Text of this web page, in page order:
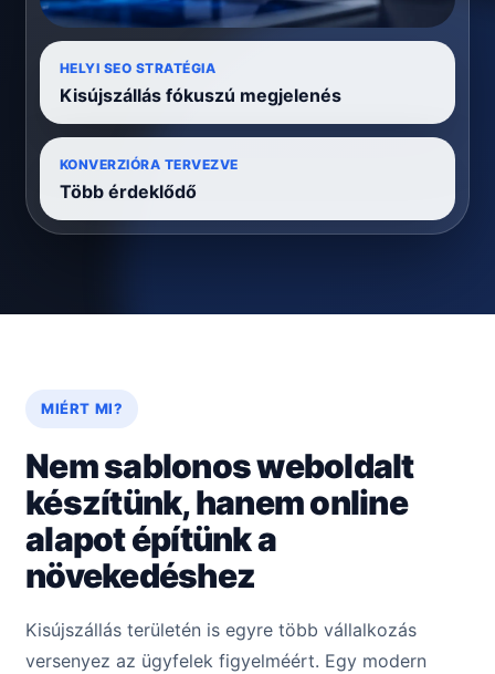
HELYI SEO STRATÉGIA
Kisújszállás fókuszú megjelenés
KONVERZIÓRA TERVEZVE
Több érdeklődő
MIÉRT MI?
Nem sablonos weboldalt
készítünk, hanem online
alapot építünk a
növekedéshez
Kisújszállás területén is egyre több vállalkozás
versenyez az ügyfelek figyelméért. Egy modern